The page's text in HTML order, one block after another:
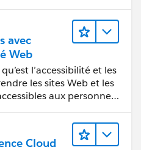
avec
Web
l’accessibilité et les
les sites Web et les
aux personnes
Cloud